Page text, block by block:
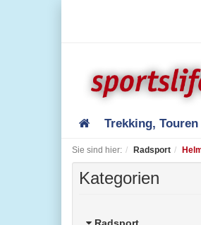
Trekking, Touren
Sie sind hier: Radsport
Kategorien
Radsport